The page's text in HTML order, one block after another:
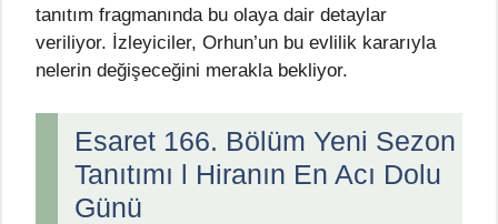
tanıtım fragmanında bu olaya dair detaylar
veriliyor. İzleyiciler, Orhun’un bu evlilik kararıyla
nelerin değişeceğini merakla bekliyor.
Esaret 166. Bölüm Yeni Sezon
Tanıtımı l Hiranın En Acı Dolu
Günü